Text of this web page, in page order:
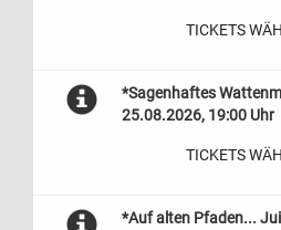
TICKETS
*Sagenhaftes
25.08.2026, 19:00 Uhr
TICKETS
*Auf alten Pfaden...